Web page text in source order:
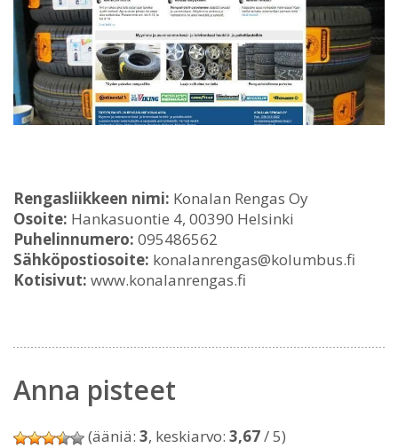
Rengasliikkeen nimi: Konalan Rengas Oy
Osoite: Hankasuontie 4, 00390 Helsinki
Puhelinnumero: 095486562
Sähköpostiosoite: konalanrengas@kolumbus.fi
Kotisivut: www.konalanrengas.fi
Anna pisteet
(ääniä: 3, keskiarvo: 3,67/ 5)